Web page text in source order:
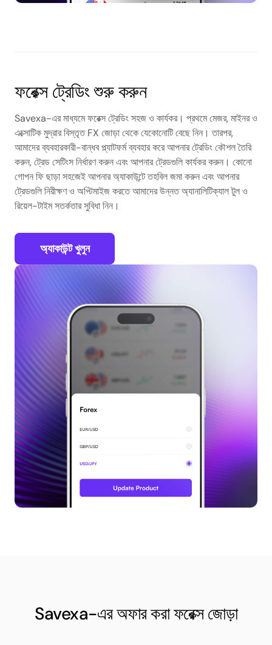
ফরেক্স ট্রেডিং শুরু করুন
Savexa-এর মাধ্যমে ফরেক্স ট্রেডিং সহজ ও কার্যকর। প্রথমে মেজর, মাইনর ও
এক্সোটিক মুদ্রার বিস্তৃত FX জোড়া থেকে যেকোনোটি বেছে নিন। তারপর,
আমাদের ব্যবহারকারী-বান্ধব প্ল্যাটফর্ম ব্যবহার করে আপনার ট্রেডিং কৌশল তৈরি
করুন, ট্রেড সেটিংস নির্ধারণ করুন এবং আপনার ট্রেডগুলি কার্যকর করুন। কোনো
গোপন ফি ছাড়া সহজেই আপনার অ্যাকাউন্টে তহবিল জমা করুন এবং আপনার
ট্রেডগুলি নিরীক্ষণ ও অপ্টিমাইজ করতে আমাদের উন্নত অ্যানালিটিক্যাল টুল ও
রিয়েল-টাইম সতর্কতার সুবিধা নিন।
অ্যাকাউন্ট খুলুন
Savexa-এর অফার করা ফরেক্স জোড়া